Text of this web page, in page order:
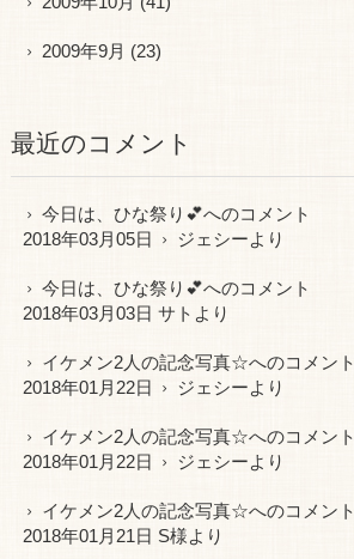
2009年9月 (23)
最近のコメント
今日は、ひな祭り💕へのコメント
2018年03月05日
ジェシーより
今日は、ひな祭り💕へのコメント
2018年03月03日 サトより
イケメン2人の記念写真☆へのコメント
2018年01月22日
ジェシーより
イケメン2人の記念写真☆へのコメント
2018年01月22日
ジェシーより
イケメン2人の記念写真☆へのコメント
2018年01月21日 S様より